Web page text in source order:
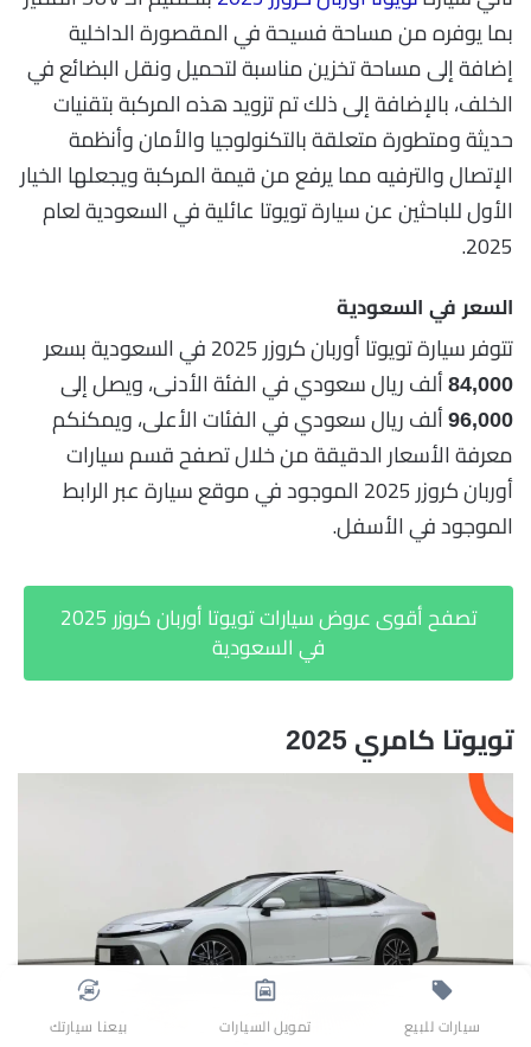
بما يوفره من مساحة فسيحة في المقصورة الداخلية
إضافة إلى مساحة تخزين مناسبة لتحميل ونقل البضائع في
الخلف، بالإضافة إلى ذلك تم تزويد هذه المركبة بتقنيات
حديثة ومتطورة متعلقة بالتكنولوجيا والأمان وأنظمة
الإتصال والترفيه مما يرفع من قيمة المركبة ويجعلها الخيار
الأول للباحثين عن سيارة تويوتا عائلية في السعودية لعام
2025.
السعر في السعودية
تتوفر سيارة تويوتا أوربان كروزر 2025 في السعودية بسعر
84,000 ألف ريال سعودي في الفئة الأدنى، ويصل إلى
96,000 ألف ريال سعودي في الفئات الأعلى، ويمكنكم
معرفة الأسعار الدقيقة من خلال تصفح قسم سيارات
أوربان كروزر 2025 الموجود في موقع سيارة عبر الرابط
الموجود في الأسفل.
تصفح أقوى عروض سيارات تويوتا أوربان كروزر 2025
في السعودية
تويوتا كامري 2025
سيارات للبيع تمويل السيارات بيعنا سيارتك